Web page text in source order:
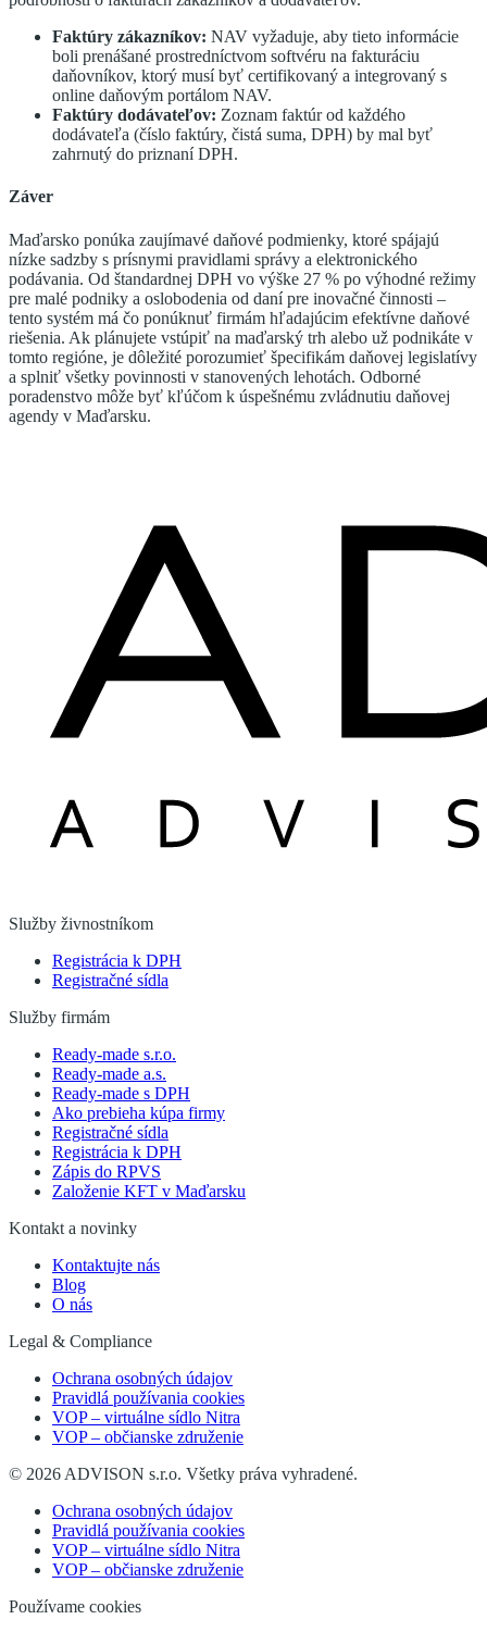
Faktúry zákazníkov: NAV vyžaduje, aby tieto informácie
boli prenášané prostredníctvom softvéru na fakturáciu
daňovníkov, ktorý musí byť certifikovaný a integrovaný s
online daňovým portálom NAV.
Faktúry dodávateľov: Zoznam faktúr od každého
dodávateľa (číslo faktúry, čistá suma, DPH) by mal byť
zahrnutý do priznaní DPH.
Záver
Maďarsko ponúka zaujímavé daňové podmienky, ktoré spájajú
nízke sadzby s prísnymi pravidlami správy a elektronického
podávania. Od štandardnej DPH vo výške 27 % po výhodné režimy
pre malé podniky a oslobodenia od daní pre inovačné činnosti –
tento systém má čo ponúknuť firmám hľadajúcim efektívne daňové
riešenia. Ak plánujete vstúpiť na maďarský trh alebo už podnikáte v
tomto regióne, je dôležité porozumieť špecifikám daňovej legislatívy
a splniť všetky povinnosti v stanovených lehotách. Odborné
poradenstvo môže byť kľúčom k úspešnému zvládnutiu daňovej
agendy v Maďarsku.
Služby živnostníkom
Registrácia k DPH
Registračné sídla
Služby firmám
Ready-made s.r.o.
Ready-made a.s.
Ready-made s DPH
Ako prebieha kúpa firmy
Registračné sídla
Registrácia k DPH
Zápis do RPVS
Založenie KFT v Maďarsku
Kontakt a novinky
Kontaktujte nás
Blog
O nás
Legal & Compliance
Ochrana osobných údajov
Pravidlá používania cookies
VOP – virtuálne sídlo Nitra
VOP – občianske združenie
© 2026 ADVISON s.r.o. Všetky práva vyhradené.
Ochrana osobných údajov
Pravidlá používania cookies
VOP – virtuálne sídlo Nitra
VOP – občianske združenie
Používame cookies